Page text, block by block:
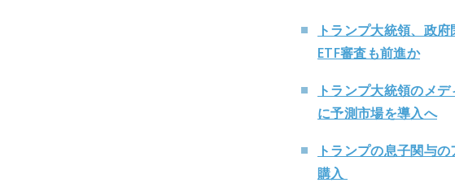
トランプ大統領、政
ETF審査も前進か
トランプ大統領のメ
に予測市場を導入へ
トランプの息子関与
購入